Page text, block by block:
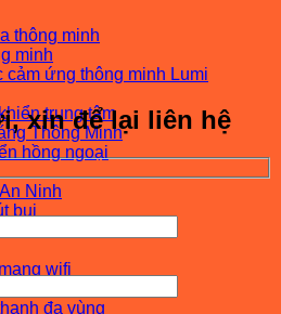
thông minh
minh
cảm ứng thông minh Lumi
trung tâm
Thông Minh
hồng ngoại
Ninh
bụi
wifi
đa vùng
xin để lại liên hệ